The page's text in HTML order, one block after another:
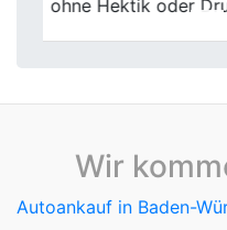
Wir
Autoankauf in Baden-
Autoankauf in Bayern